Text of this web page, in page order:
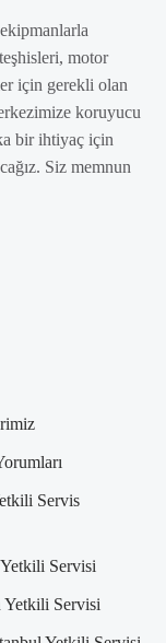
motor
için gerekli olan
koruyucu
bir ihtiyaç için
Siz memnun
Servis
Servisi
Yetkili Servisi